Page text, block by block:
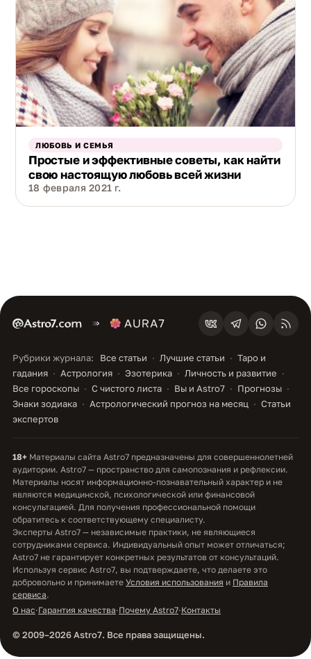
ЛЮБОВЬ И СЕМЬЯ
Простые и эффективные советы, как найти
свою настоящую любовь всей жизни
18 февраля 2021 г.
Рубрики журнала: Все статьи Лучшие статьи
Таро и
гадания
Астрология Эзотерика
Личность и развитие
Все гороскопы
С чистого листа Вы и Astro7
Прогнозы
Знаки зодиака
Астрологический прогноз на месяц
Статьи
экспертов
18+ Материалы сайта Astro7 предназначены для совершеннолетней
аудитории. Astro7 — пространство для самопознания и рефлексии.
Материалы носят информационно-познавательный характер и не
являются медицинской, психологической или финансовой
консультацией. Для получения профессиональной помощи
обратитесь к соответствующему специалисту.
Эксперты Astro7 — независимые практики, не являющиеся
сотрудниками сервиса. Индивидуальный опыт может отличаться;
Astro7 не гарантирует конкретных результатов от консультаций.
Используя сервис Astro7, вы подтверждаете, что делаете это
добровольно и принимаете Условия использования и Правила
сервиса.
О нас·Гарантия качества·Почему Astro7·Контакты
© 2009–2026 Astro7. Все права защищены.